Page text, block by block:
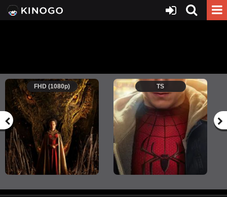
FHD (1080p) TS